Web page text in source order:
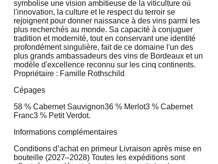
symbolise une vision ambitieuse de la viticulture où
l'innovation, la culture et le respect du terroir se
rejoignent pour donner naissance à des vins parmi les
plus recherchés au monde. Sa capacité à conjuguer
tradition et modernité, tout en conservant une identité
profondément singulière, fait de ce domaine l'un des
plus grands ambassadeurs des vins de Bordeaux et un
modèle d'excellence reconnu sur les cinq continents.
Propriétaire : Famille Rothschild
Cépages
58 % Cabernet Sauvignon36 % Merlot3 % Cabernet
Franc3 % Petit Verdot.
Informations complémentaires
Conditions d’achat en primeur Livraison après mise en
bouteille (2027–2028) Toutes les expéditions sont